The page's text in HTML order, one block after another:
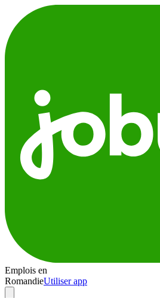
Emplois en
RomandieUtiliser app